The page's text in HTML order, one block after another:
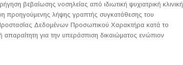
βεβαίωσης νοσηλείας από ιδιωτική ψυχιατρική κλινική
προηγούμενης λήψης γραπτής συγκατάθεσης του
Δεδομένων Προσωπικού Χαρακτήρα κατά το
για την υπεράσπιση δικαιώματος ενώπιον